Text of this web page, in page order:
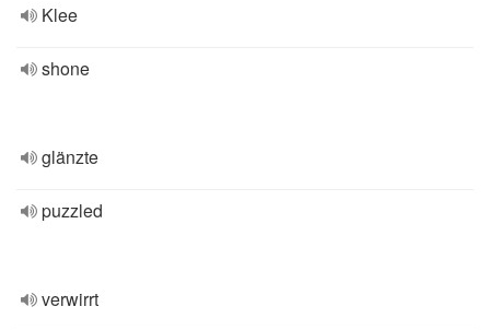
Klee
shone
glänzte
puzzled
verwirrt